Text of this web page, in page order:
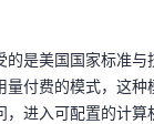
的是美国国家标准
量付费的模式，这种
，进入可配置的计算